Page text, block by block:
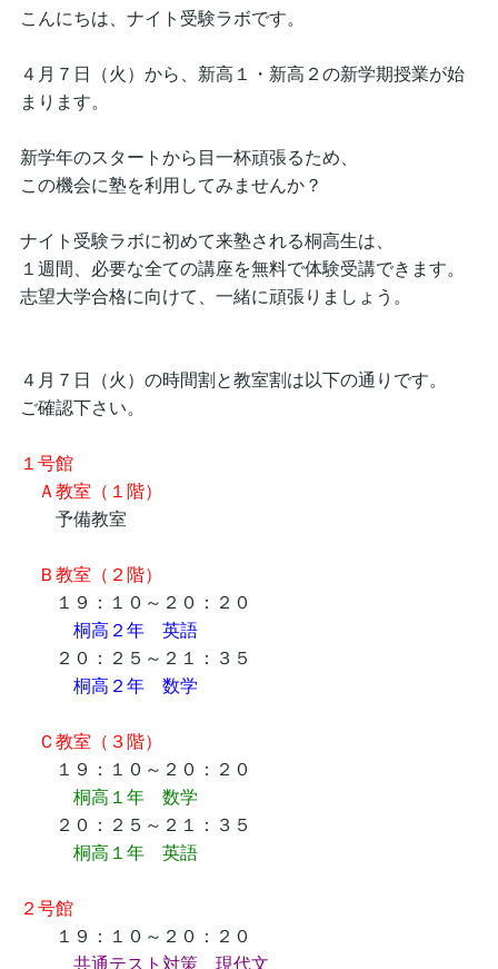
こんにちは、ナイト受験ラボです。
４月７日（火）から、新高１・新高２の新学期授業が始
まります。
新学年のスタートから目一杯頑張るため、
この機会に塾を利用してみませんか？
ナイト受験ラボに初めて来塾される桐高生は、
１週間、必要な全ての講座を無料で体験受講できます。
志望大学合格に向けて、一緒に頑張りましょう。
４月７日（火）の時間割と教室割は以下の通りです。
ご確認下さい。
１号館
Ａ教室（１階）
予備教室
Ｂ教室（２階）
１９：１０～２０：２０
桐高２年 英語
２０：２５～２１：３５
桐高２年 数学
Ｃ教室（３階）
１９：１０～２０：２０
桐高１年 数学
２０：２５～２１：３５
桐高１年 英語
２号館
１９：１０～２０：２０
共通テスト対策 現代文